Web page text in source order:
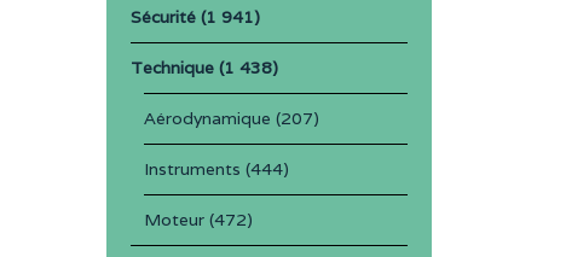
Sécurité(1 941)
Technique(1 438)
Aérodynamique (207)
Instruments (444)
Moteur(472)